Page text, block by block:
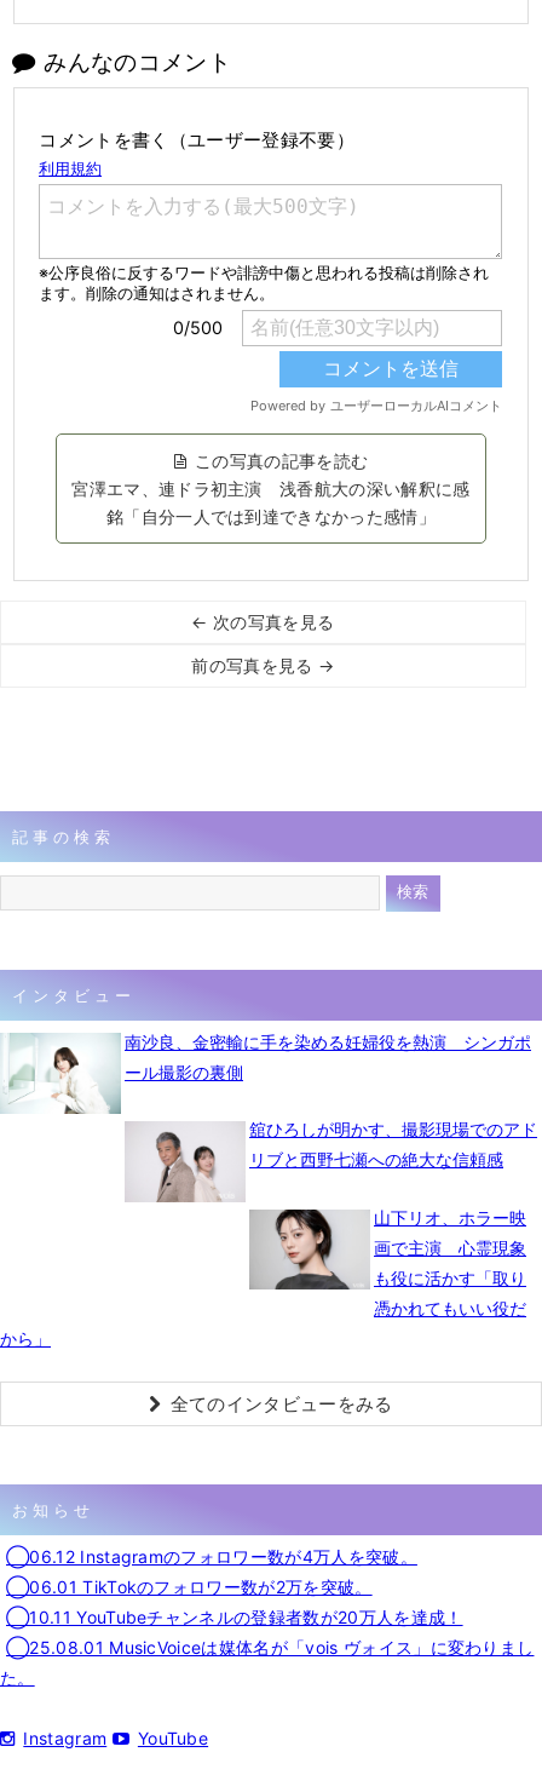
みんなのコメント
コメントを書く（ユーザー登録不要）
この写真の記事を読む
宮澤エマ、連ドラ初主演 浅香航大の深い解釈に感
銘「自分一人では到達できなかった感情」
← 次の写真を見る
前の写真を見る →
記事の検索
インタビュー
南沙良、金密輸に手を染める妊婦役を熱演 シンガポ
ール撮影の裏側
舘ひろしが明かす、撮影現場でのアド
リブと西野七瀬への絶大な信頼感
山下リオ、ホラー映
画で主演 心霊現象
も役に活かす「取り
憑かれてもいい役だ
から」
全てのインタビューをみる
お知らせ
◯06.12 Instagramのフォロワー数が4万人を突破。
◯06.01 TikTokのフォロワー数が2万を突破。
◯10.11 YouTubeチャンネルの登録者数が20万人を達成！
◯25.08.01 MusicVoiceは媒体名が「vois ヴォイス」に変わりまし
た。
Instagram YouTube